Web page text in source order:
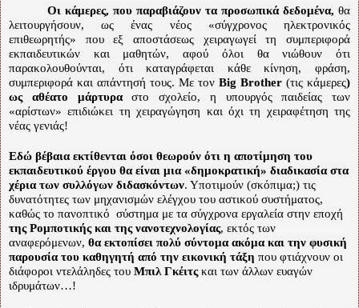
Οι κάμερες, που παραβιάζουν τα προσωπικά δεδομένα, θα
λειτουργήσουν, ως ένας νέος «σύγχρονος ηλεκτρονικός
επιθεωρητής» που εξ αποστάσεως χειραγωγεί τη συμπεριφορά
εκπαιδευτικών και μαθητών, αφού όλοι θα νιώθουν ότι
παρακολουθούνται, ότι καταγράφεται κάθε κίνηση, φράση,
συμπεριφορά και απάντησή τους. Με τον Big Brother (τις κάμερες)
ως αθέατο μάρτυραστο σχολείο, η υπουργός παιδείας των
«αρίστων» επιδιώκει τη χειραγώγηση και όχι τη χειραφέτηση της
νέας γενιάς!
Εδώ βέβαια εκτίθενται όσοι θεωρούν ότι η αποτίμηση του
εκπαιδευτικού έργου θα είναι μια «δημοκρατική» διαδικασία στα
χέρια των συλλόγων διδασκόντων. Υποτιμούν (σκόπιμα;) τις
δυνατότητες των μηχανισμών ελέγχου του αστικού συστήματος,
καθώς το πανοπτικό σύστημα με τα σύγχρονα εργαλεία στην εποχή
της Ρομποτικής και της νανοτεχνολογίας, εκτός των
αναφερόμενων, θα εκτοπίσει πολύ σύντομα ακόμα και την φυσική
παρουσία του καθηγητή από την εικονική τάξη που φτιάχνουν οι
διάφοροι ντελάληδες του Μπιλ Γκέιτςκαι των άλλων ευαγών
ιδρυμάτων…!